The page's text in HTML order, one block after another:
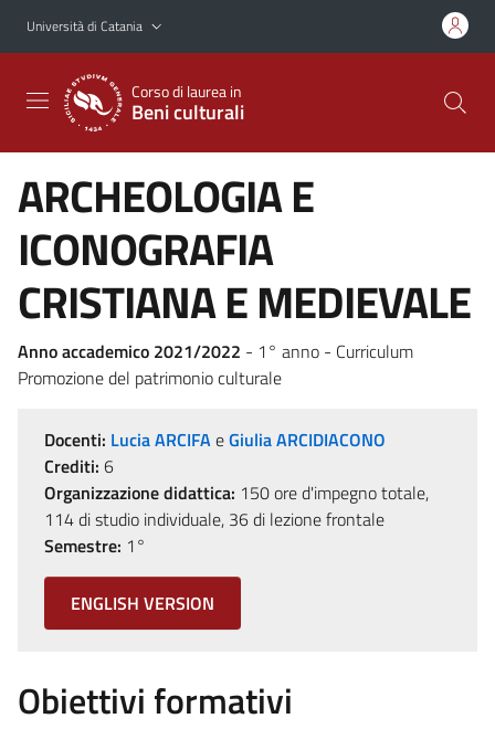
Vai al contenuto principale
Vai al menu di navigazione
Università di Catania
Corso di laurea in
Beni culturali
ARCHEOLOGIA E
ICONOGRAFIA
CRISTIANA E MEDIEVALE
Anno accademico 2021/2022 - 1° anno - Curriculum
Promozione del patrimonio culturale
Docenti: Lucia ARCIFAeGiulia ARCIDIACONO
Crediti: 6
Organizzazione didattica: 150 ore d'impegno totale,
114 di studio individuale, 36 di lezione frontale
Semestre: 1°
ENGLISH VERSION
Obiettivi formativi